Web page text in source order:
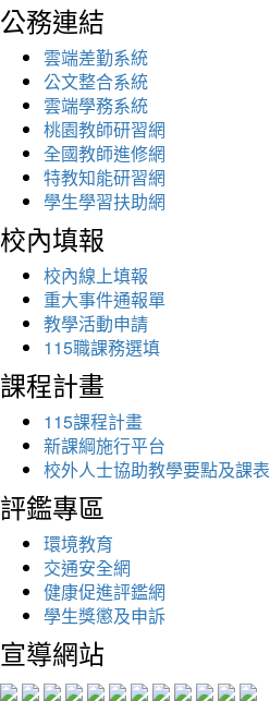
公務連結
雲端差勤系統
公文整合系統
雲端學務系統
桃園教師研習網
全國教師進修網
特教知能研習網
學生學習扶助網
校內填報
校內線上填報
重大事件通報單
教學活動申請
115職課務選填
課程計畫
115課程計畫
新課綱施行平台
校外人士協助教學要點及課表
評鑑專區
環境教育
交通安全網
健康促進評鑑網
學生獎懲及申訴
宣導網站